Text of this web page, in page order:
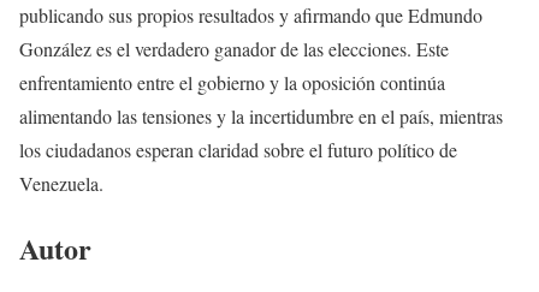
publicando sus propios resultados y afirmando que Edmundo
González es el verdadero ganador de las elecciones. Este
enfrentamiento entre el gobierno y la oposición continúa
alimentando las tensiones y la incertidumbre en el país, mientras
los ciudadanos esperan claridad sobre el futuro político de
Venezuela.
Autor